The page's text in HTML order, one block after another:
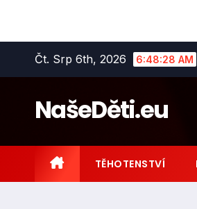
Čt. Srp 6th, 2026 6:48:29 AM
NašeDěti.eu
TĚHOTENSTVÍ